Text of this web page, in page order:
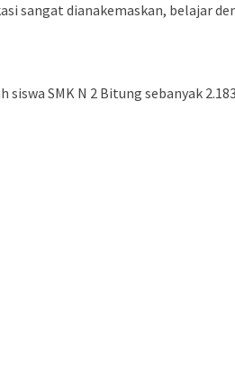
sangat dianakemaskan, belajar
SMK N 2 Bitung sebanyak